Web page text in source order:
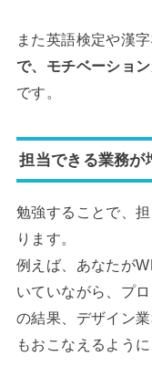
また英語検定や漢
で、モチベーショ
です。
担当できる業務が
勉強することで、
ります。
例えば、あなたが
いていながら、プ
の結果、デザイン
もおこなえるように